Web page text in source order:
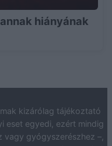
hiányának
kizárólag tájékoztató
eset egyedi, ezért mindig
vagy gyógyszerészhez –,